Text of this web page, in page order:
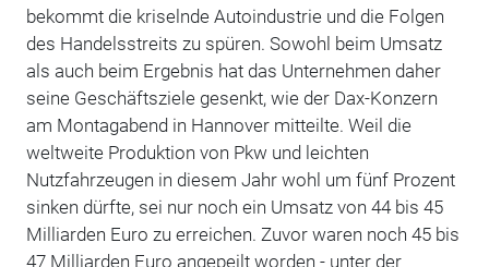
bekommt die kriselnde Autoindustrie und die Folgen
des Handelsstreits zu spüren. Sowohl beim Umsatz
als auch beim Ergebnis hat das Unternehmen daher
seine Geschäftsziele gesenkt, wie der Dax-Konzern
am Montagabend in Hannover mitteilte. Weil die
weltweite Produktion von Pkw und leichten
Nutzfahrzeugen in diesem Jahr wohl um fünf Prozent
sinken dürfte, sei nur noch ein Umsatz von 44 bis 45
Milliarden Euro zu erreichen. Zuvor waren noch 45 bis
47 Milliarden Euro angepeilt worden - unter der